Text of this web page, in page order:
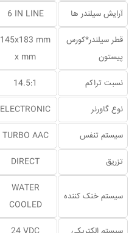
آرایش سیلندر ها 6 IN LINE
قطر سیلندر*کورس
پیستون
145x183 mm
x mm
نسبت تراکم 14.5:1
نوع گاورنر ELECTRONIC
سیستم تنفس TURBO AAC
تزریق DIRECT
سیستم خنک کننده
WATER
COOLED